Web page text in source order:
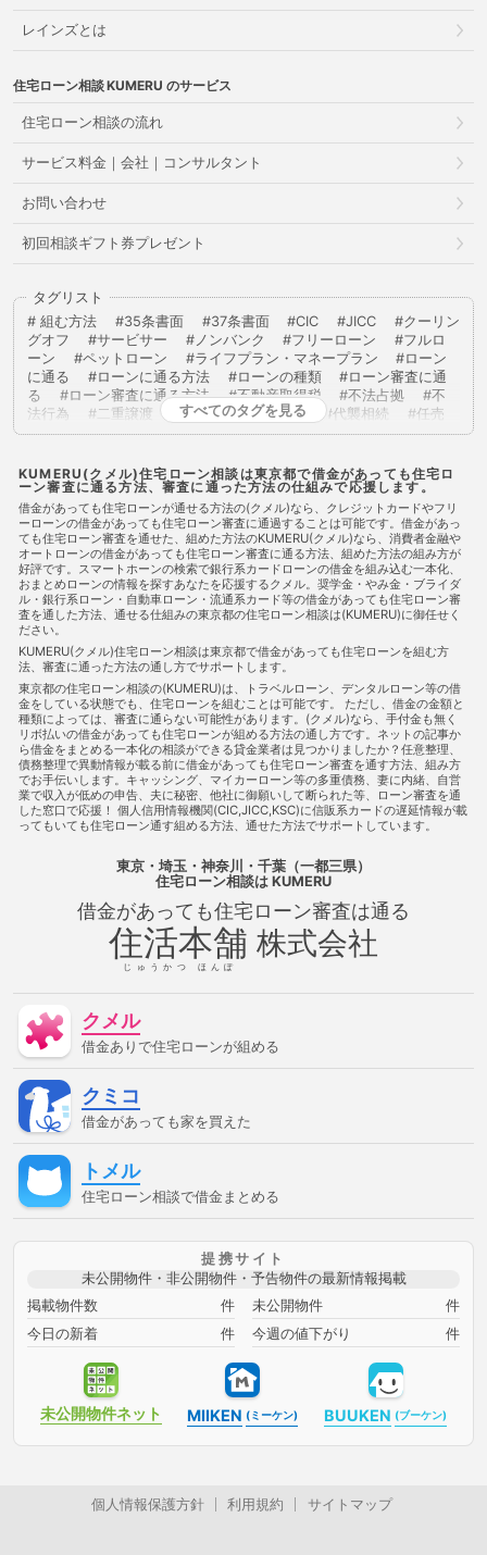
レインズとは
住宅ローン相談 のサービス
住宅ローン相談の流れ
サービス料金｜会社｜コンサルタント
お問い合わせ
初回相談ギフト券プレゼント
タグリスト
組む方法
35条書面 37条書面 CIC JICC
クーリン
グオフ
サービサー ノンバンク フリーローン
フルロ
ーン
ペットローン ライフプラン・マネープラン
ローン
に通る
ローンに通る方法 ローンの種類
ローン審査に通
る
ローン審査に通る方法 不動産取得税 不法占拠
不
法行為
二重譲渡 代物弁済 代理人 代襲相続
任売
任意売却
任意整理 低層住居専用地域 住宅ローン
住
住宅ローン商品
住宅ローン審査
住宅ローン審査に通る
住宅ローン審査に通る方法
住宅ローン相談 住宅購入
用者責任
使用貸借 保佐人 個人信用情報
個人民事再
生
借地借家法 借地権 借金
借金あってもローンに通
った
借金あってもローンに通った
借金あってもローンに通
る
借金あってもローンに通る方法
借金あってもローン審査
に通る
借金あってもローン審査に通る方法
借金あっても住
宅ローンに通る
借金あっても住宅ローンに通る方法
借金あ
っても住宅ローン審査に通る
借金あっても住宅ローン審査に通
る
査に通る
借金あっても審査に通る方法
借金あっても通る
借金あっても通る
借金あっても通る方法
ーンに通る
借金があってもローンに通る方法
借金があって
もローン審査に通る
借金があってもローン審査に通る方法
借金があっても住宅ローンに通る
借金があっても住宅ローンに
通る方法
借金があっても住宅ローンを組む
借金があっても
住宅ローン審査に通る
借金があっても住宅ローン審査に通る方
法
借金があっても住宅ローン審査に通る方法
借金があって
も住宅ローン審査に通過することは可能
借金があっても住宅ロ
ーン審査に通過することは可能
借金があっても審査に通る
借金があっても通る
借金があっても通る
借金があっても通
借金があってローンに通る
借金があってローンに通
審査に通る
借金があってローン審査に通る方法
借金があっ
てローン審査に通る方法
借金があって住宅ローンに通る
金があって住宅ローンに通る方法
借金があって住宅ローンに通
借金があって住宅ローン審査に通る
法
停止条件
譲渡
入札 全銀協 公序良俗
格
額
法
原状回復義務
法
取消権 合意解除 合筆登記
税
不適合責任
審査に通った方法
分
建ぺい率 建物 建物買取請求権
準法
建築確認 弁済 弁護士
当権
担保 担保権 援用 損害賠償 敷地
敷地、防
書類 根抵当権
構造計算 民法 法律 消滅時効 準防火地域
納
無効 物件変動 特定調停
用
途地域
登記 登記事項証明書 目的別ローン
直系卑属
直系尊属
相続時精算課税制度 短期譲渡所得
破
組む方法ローンに通るローンに通る方法ローン審査に通るローン審
査に通る方法住宅ローンに通る住宅ローンに通る方法住宅ローン審
査に通る住宅ローン審査に通る方法住宅ローン相談借金があっても
ローンに通る借金があってもローンに通る方法借金があってもロー
ン審査に通る借金があってもローン審査に通る方法借金があっても
法借金があっても住宅ローン審査に通る方法借金があっても審査に
すべてのタグを見る
KUMERU(クメル)住宅ローン相談は東京都で借金があっても住宅ロ
ーン審査に通る方法、審査に通った方法の仕組みで応援します。
借金があっても住宅ローンが通せる方法の(クメル)なら、クレジットカードやフリ
ーローンの借金があっても住宅ローン審査に通過することは可能です。借金があっ
ても住宅ローン審査を通せた、組めた方法のKUMERU(クメル)なら、消費者金融や
オートローンの借金があっても住宅ローン審査に通る方法、組めた方法の組み方が
好評です。スマートホーンの検索で銀行系カードローンの借金を組み込む一本化、
おまとめローンの情報を探すあなたを応援するクメル。奨学金・やみ金・ブライダ
ル・銀行系ローン・自動車ローン・流通系カード等の借金があっても住宅ローン審
査を通した方法、通せる仕組みの東京都の住宅ローン相談は(KUMERU)に御任せく
ださい。
KUMERU(クメル)住宅ローン相談は東京都で借金があっても住宅ローンを組む方
法、審査に通った方法の通し方でサポートします。
東京都の住宅ローン相談の(KUMERU)は、トラベルローン、デンタルローン等の借
金をしている状態でも、住宅ローンを組むことは可能です。 ただし、借金の金額と
種類によっては、審査に通らない可能性があります。(クメル)なら、手付金も無く
リボ払いの借金があっても住宅ローンが組める方法の通し方です。ネットの記事か
ら借金をまとめる一本化の相談ができる貸金業者は見つかりましたか？任意整理、
債務整理で異動情報が載る前に借金があっても住宅ローン審査を通す方法、組み方
でお手伝いします。キャッシング、マイカーローン等の多重債務、妻に内緒、自営
業で収入が低めの申告、夫に秘密、他社に御願いして断られた等、ローン審査を通
した窓口で応援！ 個人信用情報機関(CIC,JICC,KSC)に信販系カードの遅延情報が載
ってもいても住宅ローン通す組める方法、通せた方法でサポートしています。
東京・埼玉・神奈川・千葉（一都三県）
住宅ローン相談は KUMERU
借金があっても住宅ローン審査は通る
住活本舗
じゅうかつ ほんぽ
株式会社
クメル
借金ありで住宅ローンが組める
クミコ
借金があっても家を買えた
トメル
住宅ローン相談で借金まとめる
提携サイト
未公開物件・非公開物件・予告物件の最新情報掲載
掲載物件数
件 未公開物件
件
今日の新着
件 今週の値下がり 件
未公開物件ネット MIIKEN (ミーケン) BUUKEN (ブーケン)
個人情報保護方針 利用規約 サイトマップ